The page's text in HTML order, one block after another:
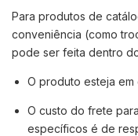
Para produtos de
conveniência (como
pode ser feita dentro
O produto esteja
O custo do frete
específicos é de